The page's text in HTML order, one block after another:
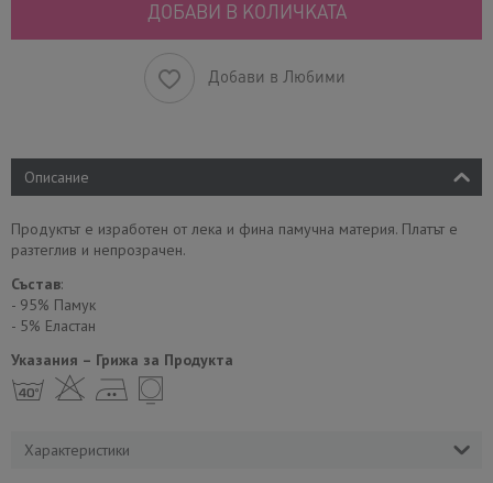
ДОБАВИ В КОЛИЧКАТА
Добави в Любими
Описание
Продуктът е изработен от лека и фина памучна материя. Платът е
разтеглив и непрозрачен.
Състав:
- 95% Памук
- 5% Еластан
Указания – Грижа за Продукта
h H E Y
Характеристики